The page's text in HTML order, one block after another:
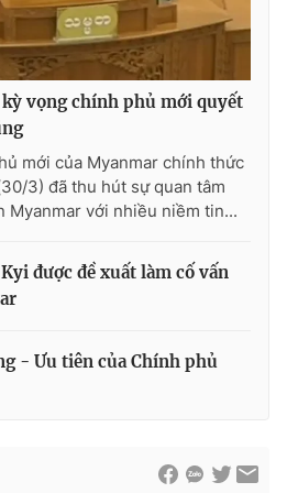
hình Việt Nam
931 - 024.38 355 932
vọng chính phủ mới quyết
mới của Myanmar chính thức
3) đã thu hút sự quan tâm
Myanmar với nhiều niềm tin...
được đề xuất làm cố vấn
- Ưu tiên của Chính phủ